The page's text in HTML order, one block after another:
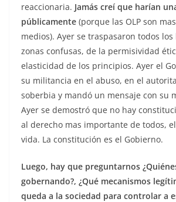
reaccionaria. Jamás creí que harían
públicamente (porque las OLP son
medios). Ayer se traspasaron todos
zonas confusas, de la permisividad
elasticidad de los principios. Ayer el
su militancia en el abuso, en el
soberbia y mandó un mensaje con su
Ayer se demostró que no hay
al derecho mas importante de todos,
vida. La constitución es el Gobierno.
Luego, hay que preguntarnos
gobernando?, ¿Qué mecanismos
queda a la sociedad para controlar a